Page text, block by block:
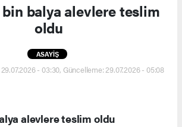
bin balya alevlere teslim
oldu
ASAYİŞ
- 03:30, Güncelleme: 29.07.2026 - 05:08
alevlere teslim oldu